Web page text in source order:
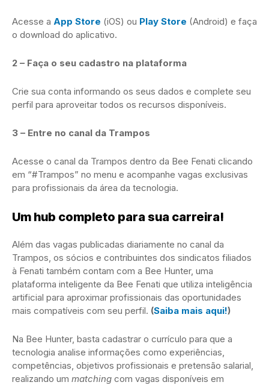
Acesse a App Store (iOS) ou Play Store (Android) e faça
o download do aplicativo.
2 – Faça o seu cadastro na plataforma
Crie sua conta informando os seus dados e complete seu
perfil para aproveitar todos os recursos disponíveis.
3 – Entre no canal da Trampos
Acesse o canal da Trampos dentro da Bee Fenati clicando
em “#Trampos” no menu e acompanhe vagas exclusivas
para profissionais da área da tecnologia.
Um hub completo para sua carreira!
Além das vagas publicadas diariamente no canal da
Trampos, os sócios e contribuintes dos sindicatos filiados
à Fenati também contam com a Bee Hunter, uma
plataforma inteligente da Bee Fenati que utiliza inteligência
artificial para aproximar profissionais das oportunidades
mais compatíveis com seu perfil. (Saiba mais aqui!)
Na Bee Hunter, basta cadastrar o currículo para que a
tecnologia analise informações como experiências,
competências, objetivos profissionais e pretensão salarial,
realizando um matching com vagas disponíveis em